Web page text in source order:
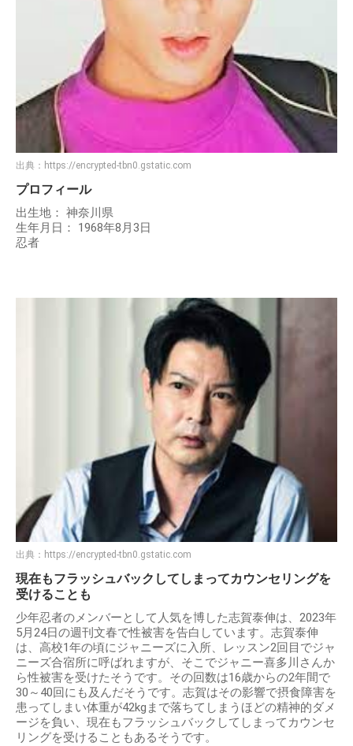
出典： https://encrypted-tbn0.gstatic.com
プロフィール
出生地： 神奈川県
生年月日： 1968年8月3日
忍者
出典： https://encrypted-tbn0.gstatic.com
現在もフラッシュバックしてしまってカウンセリングを
受けることも
少年忍者のメンバーとして人気を博した志賀泰伸は、2023年
5月24日の週刊文春で性被害を告白しています。志賀泰伸
は、高校1年の頃にジャニーズに入所、レッスン2回目でジャ
ニーズ合宿所に呼ばれますが、そこでジャニー喜多川さんか
ら性被害を受けたそうです。その回数は16歳からの2年間で
30～40回にも及んだそうです。志賀はその影響で摂食障害を
患ってしまい体重が42kgまで落ちてしまうほどの精神的ダメ
ージを負い、現在もフラッシュバックしてしまってカウンセ
リングを受けることもあるそうです。